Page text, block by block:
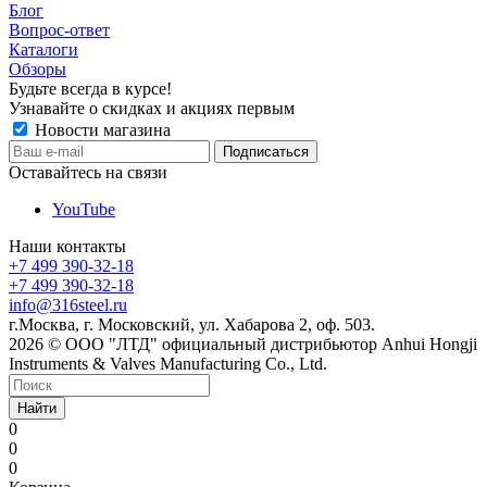
Блог
Вопрос-ответ
Каталоги
Обзоры
Будьте всегда в курсе!
Узнавайте о скидках и акциях первым
Новости магазина
Оставайтесь на связи
YouTube
Наши контакты
+7 499 390-32-18
+7 499 390-32-18
info@316steel.ru
г.Москва, г. Московский, ул. Хабарова 2, оф. 503.
2026 © ООО "ЛТД" официальный дистрибьютор Anhui Hongji
Instruments & Valves Manufacturing Co., Ltd.
Найти
0
0
0